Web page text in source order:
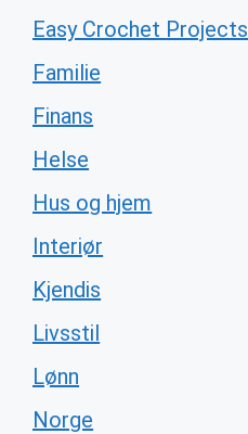
Easy Crochet Projects
Familie
Finans
Helse
Hus og hjem
Interiør
Kjendis
Livsstil
Lønn
Norge